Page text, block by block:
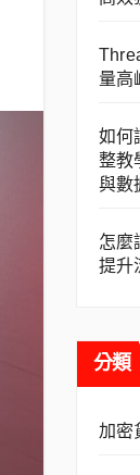
量高
如何
整教
與數
怎麼
提升
分類
加密